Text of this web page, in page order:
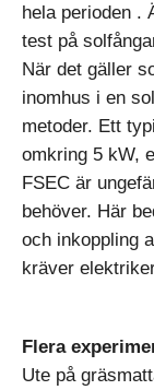
hela perioden .
test på
När det gäller
inomhus i en
metoder. Ett
omkring 5 kW,
FSEC är
behöver. Här
och inkoppling
kräver
Flera
Ute på